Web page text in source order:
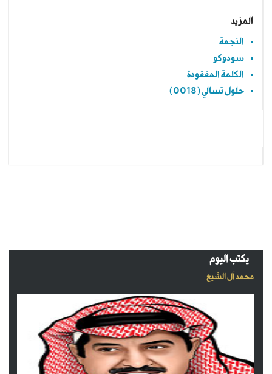
المزيد
النجمة
سودوكو
الكلمة المفقودة
حلول تسالي (0018)
يكتب اليوم
محمد آل الشيخ